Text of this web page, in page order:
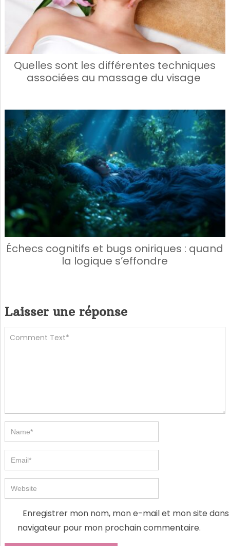
Quelles sont les différentes techniques
associées au massage du visage
Échecs cognitifs et bugs oniriques : quand
la logique s’effondre
Laisser une réponse
Enregistrer mon nom, mon e-mail et mon site
navigateur pour mon prochain commentaire.